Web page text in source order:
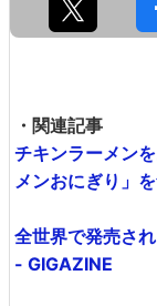
・関連記事
チキンラーメン
メンおにぎり」
全世界で発売さ
- GIGAZINE